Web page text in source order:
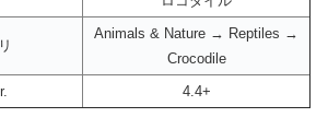
Animals & Nature → Reptiles →
Crocodile
4.4+